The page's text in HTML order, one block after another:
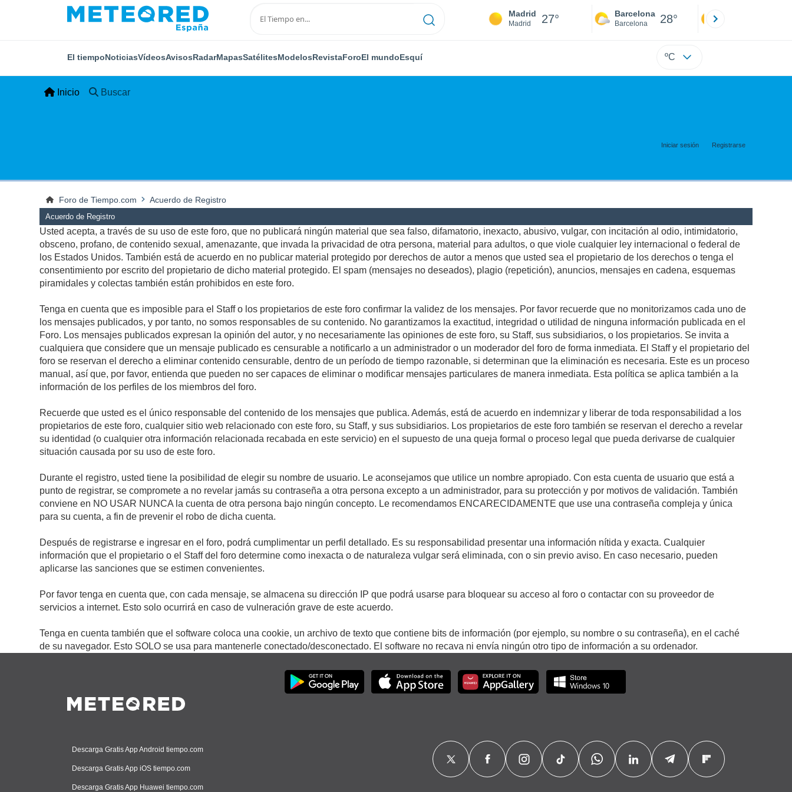
Madrid
Madrid 27° Barcelona
Barcelona 28°
El tiempoNoticiasVídeosAvisosRadarMapasSatélitesModelosRevistaForoEl mundoEsquí ºC
Inicio Buscar
Iniciar sesión Registrarse
Foro de Tiempo.com Acuerdo de Registro
Acuerdo de Registro
Usted acepta, a través de su uso de este foro, que no publicará ningún material que sea falso, difamatorio, inexacto, abusivo, vulgar, con incitación al odio, intimidatorio,
obsceno, profano, de contenido sexual, amenazante, que invada la privacidad de otra persona, material para adultos, o que viole cualquier ley internacional o federal de
los Estados Unidos. También está de acuerdo en no publicar material protegido por derechos de autor a menos que usted sea el propietario de los derechos o tenga el
consentimiento por escrito del propietario de dicho material protegido. El spam (mensajes no deseados), plagio (repetición), anuncios, mensajes en cadena, esquemas
piramidales y colectas también están prohibidos en este foro.
Tenga en cuenta que es imposible para el Staff o los propietarios de este foro confirmar la validez de los mensajes. Por favor recuerde que no monitorizamos cada uno de
los mensajes publicados, y por tanto, no somos responsables de su contenido. No garantizamos la exactitud, integridad o utilidad de ninguna información publicada en el
Foro. Los mensajes publicados expresan la opinión del autor, y no necesariamente las opiniones de este foro, su Staff, sus subsidiarios, o los propietarios. Se invita a
cualquiera que considere que un mensaje publicado es censurable a notificarlo a un administrador o un moderador del foro de forma inmediata. El Staff y el propietario del
foro se reservan el derecho a eliminar contenido censurable, dentro de un período de tiempo razonable, si determinan que la eliminación es necesaria. Este es un proceso
manual, así que, por favor, entienda que pueden no ser capaces de eliminar o modificar mensajes particulares de manera inmediata. Esta política se aplica también a la
información de los perfiles de los miembros del foro.
Recuerde que usted es el único responsable del contenido de los mensajes que publica. Además, está de acuerdo en indemnizar y liberar de toda responsabilidad a los
propietarios de este foro, cualquier sitio web relacionado con este foro, su Staff, y sus subsidiarios. Los propietarios de este foro también se reservan el derecho a revelar
su identidad (o cualquier otra información relacionada recabada en este servicio) en el supuesto de una queja formal o proceso legal que pueda derivarse de cualquier
situación causada por su uso de este foro.
Durante el registro, usted tiene la posibilidad de elegir su nombre de usuario. Le aconsejamos que utilice un nombre apropiado. Con esta cuenta de usuario que está a
punto de registrar, se compromete a no revelar jamás su contraseña a otra persona excepto a un administrador, para su protección y por motivos de validación. También
conviene en NO USAR NUNCA la cuenta de otra persona bajo ningún concepto. Le recomendamos ENCARECIDAMENTE que use una contraseña compleja y única
para su cuenta, a fin de prevenir el robo de dicha cuenta.
Después de registrarse e ingresar en el foro, podrá cumplimentar un perfil detallado. Es su responsabilidad presentar una información nítida y exacta. Cualquier
información que el propietario o el Staff del foro determine como inexacta o de naturaleza vulgar será eliminada, con o sin previo aviso. En caso necesario, pueden
aplicarse las sanciones que se estimen convenientes.
Por favor tenga en cuenta que, con cada mensaje, se almacena su dirección IP que podrá usarse para bloquear su acceso al foro o contactar con su proveedor de
servicios a internet. Esto solo ocurrirá en caso de vulneración grave de este acuerdo.
Tenga en cuenta también que el software coloca una cookie, un archivo de texto que contiene bits de información (por ejemplo, su nombre o su contraseña), en el caché
de su navegador. Esto SOLO se usa para mantenerle conectado/desconectado. El software no recava ni envía ningún otro tipo de información a su ordenador.
Descarga Gratis App Android tiempo.com
Descarga Gratis App iOS tiempo.com
Descarga Gratis App Huawei tiempo.com